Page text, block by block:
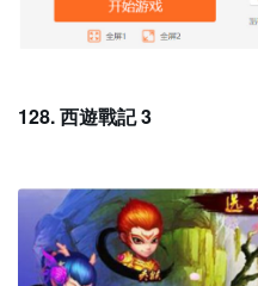
128. 西遊戰記 3